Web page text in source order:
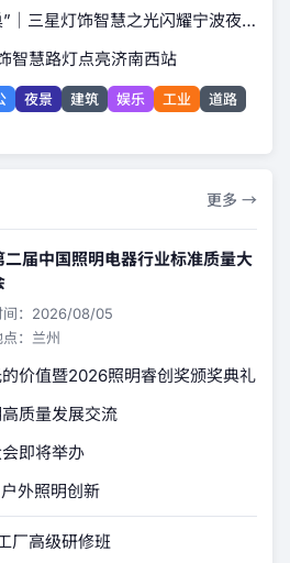
”｜三星灯饰智慧之光闪耀宁波夜
智慧路灯点亮济南西站
夜景 建筑 娱乐 工业
道路
更多 →
二届中国照明电器行业标准质量大
间：2026/08/05
点：兰州
价值暨2026照明睿创奖颁奖典礼
质量发展交流
即将举办
外照明创新
厂高级研修班